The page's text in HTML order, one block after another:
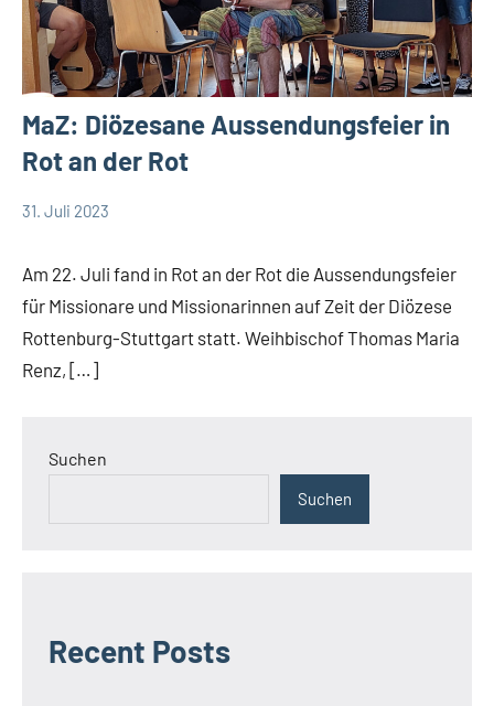
MaZ: Diözesane Aussendungsfeier in
Rot an der Rot
31. Juli 2023
Am 22. Juli fand in Rot an der Rot die Aussendungsfeier
für Missionare und Missionarinnen auf Zeit der Diözese
Rottenburg-Stuttgart statt. Weihbischof Thomas Maria
Renz, […]
Suchen
Suchen
Recent Posts